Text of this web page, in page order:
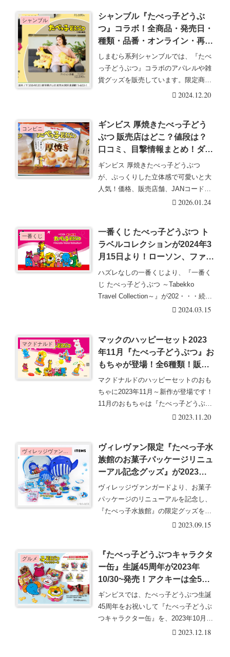
シャンブル
シャンブル『たべっ子どうぶ
つ』コラボ！全商品・発売日・
種類・品番・オンライン・再販
まとめ！取扱店はどこ？最新は
ダイカットクッションが2024
年12月21日より
しまむら系列シャンブルでは、『たべ
っ子どうぶつ』コラボのアパレルや雑
貨グッズを販売しています。限定商品
でファン必見です。・・・続きを読む
2024.12.20
コンビニ
ギンビス 厚焼きたべっ子どう
ぶつ 販売店はどこ？値段は？
口コミ、目撃情報まとめ！ダイ
ソー、コンビニも！
ギンビス 厚焼きたべっ子どうぶつ
が、ぷっくりした立体感で可愛いと大
人気！価格、販売店舗、JANコード、
販売期間などをま・・・続きを読む
2026.01.24
一番くじ
一番くじ たべっ子どうぶつ ト
ラベルコレクションが2024年3
月15日より！ローソン、ファミ
マなど！景品・販売店舗は？口
コミ・売り切れ・再販まとめ！
ハズレなしの一番くじより、『一番く
じ たべっ子どうぶつ ～Tabekko
Travel Collection～』が202・・・続き
2024.03.15
マクドナルド
マックのハッピーセット2023
年11月『たべっ子どうぶつ』お
もちゃが登場！全6種類！販売
期間はいつまで？
マクドナルドのハッピーセットのおも
ちゃに2023年11月～新作が登場です！
11月のおもちゃは『たべっ子どうぶ
つ』のコラボ・・・続きを読む2023.11.20
ヴィレヴァン限定『たべっ子水
族館のお菓子パッケージリニュ
ーアル記念グッズ』が2023年
9/15~発売！アクスタ、アクキ
ー、ポーチ、エコバッグも！
ヴィレッジヴァンガードより、お菓子
パッケージのリニューアルを記念し、
『たべっ子水族館』の限定グッズを
2023年9月15日・・・続きを読む
2023.09.15
グルメ
『たべっ子どうぶつキャラクタ
ー缶』生誕45周年が2023年
10/30~発売！アクキーは全5種
類！販売店は？
ギンビスでは、たべっ子どうぶつ生誕
45周年をお祝いして『たべっ子どうぶ
つキャラクター缶』を、2023年10月30
日（月）・・・続きを読む2023.12.18